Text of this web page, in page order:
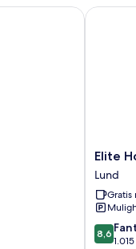
Elite
Hotel
Ideon,
Lund
Lund
Elite
Lund
Gratis
8.6
ud
8,6
Elite